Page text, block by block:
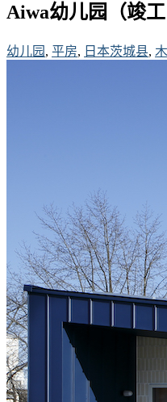
Aiwa幼儿园 （竣
幼儿园 , 平房, 日本茨城县,